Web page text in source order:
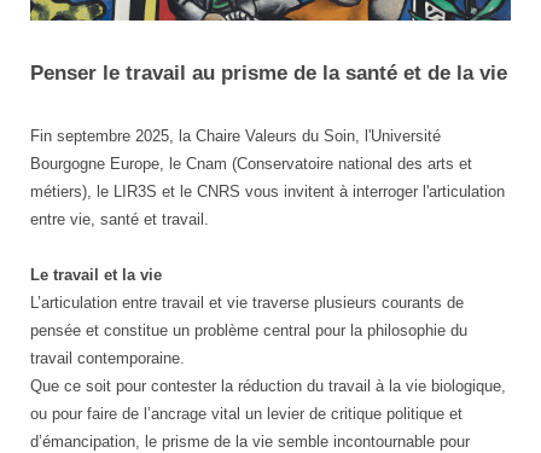
et
au
travail
Penser le travail au prisme de la santé et de la vie
Fin septembre 2025, la Chaire Valeurs du Soin, l'Université
Bourgogne Europe, le Cnam (Conservatoire national des arts et
métiers), le LIR3S et le CNRS vous invitent à interroger l'articulation
entre vie, santé et travail.
Le travail et la vie
L’articulation entre travail et vie traverse plusieurs courants de
pensée et constitue un problème central pour la philosophie du
travail contemporaine.
Que ce soit pour contester la réduction du travail à la vie biologique,
ou pour faire de l’ancrage vital un levier de critique politique et
d’émancipation, le prisme de la vie semble incontournable pour